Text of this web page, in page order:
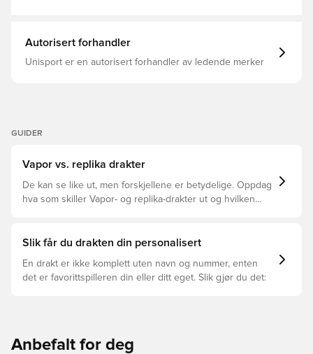
Autorisert forhandler
Unisport er en autorisert forhandler av ledende merker
GUIDER
Vapor vs. replika drakter
De kan se like ut, men forskjellene er betydelige. Oppdag
hva som skiller Vapor- og replika-drakter ut og hvilken
Slik får du drakten din personalisert
En drakt er ikke komplett uten navn og nummer, enten
det er favorittspilleren din eller ditt eget. Slik gjør du det:
Anbefalt for deg